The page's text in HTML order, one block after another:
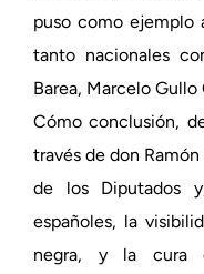
puso como ejemplo
tanto nacionales
Barea, Marcelo
Cómo conclusión,
través de don
de los Diputados
españoles, la
negra, y la cura